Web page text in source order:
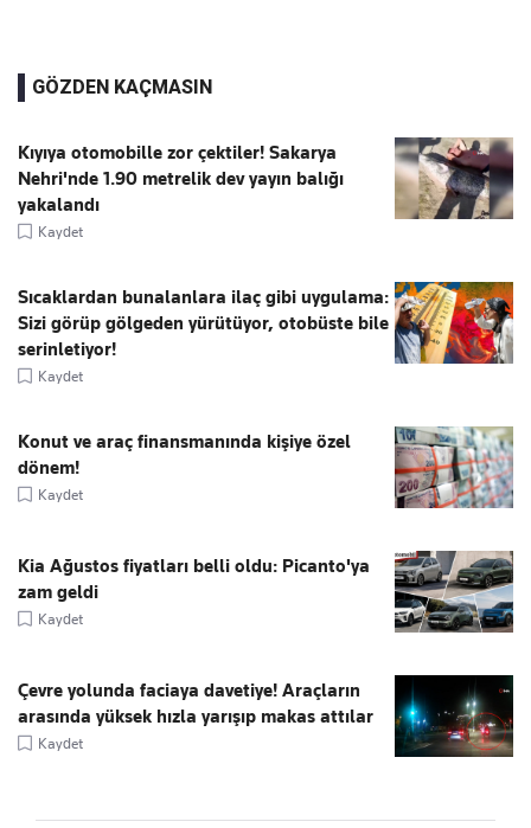
GÖZDEN KAÇMASIN
Kıyıya otomobille zor çektiler! Sakarya
Nehri'nde 1.90 metrelik dev yayın balığı
yakalandı
Kaydet
Sıcaklardan bunalanlara ilaç gibi uygulama:
Sizi görüp gölgeden yürütüyor, otobüste bile
serinletiyor!
Kaydet
Konut ve araç finansmanında kişiye özel
dönem!
Kaydet
Kia Ağustos fiyatları belli oldu: Picanto'ya
zam geldi
Kaydet
Çevre yolunda faciaya davetiye! Araçların
arasında yüksek hızla yarışıp makas attılar
Kaydet